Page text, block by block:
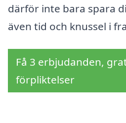
därför inte bara spara
även tid och knussel i
Få 3 erbjudanden,
förpliktelser